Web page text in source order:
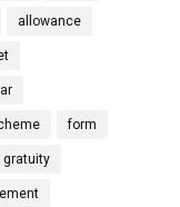
allowance
form
gratuity